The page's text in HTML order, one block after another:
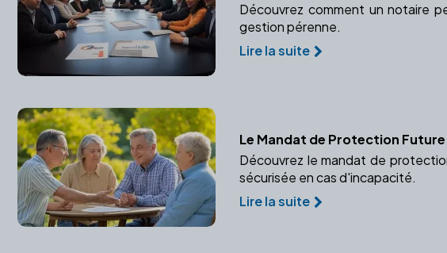
Découvrez comment un notaire
gestion pérenne.
Lire la suite
Le Mandat de Protection
Découvrez le mandat de
sécurisée en cas d'incapacité.
Lire la suite